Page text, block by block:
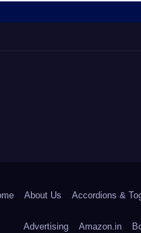
About Us Accordions &
Advertising Amazon.in